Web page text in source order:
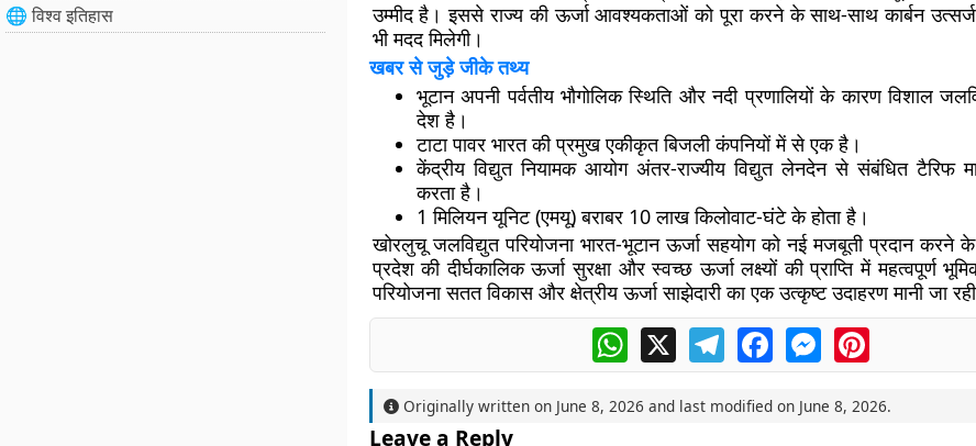
🌐 विश्व इतिहास
उम्मीद है। इससे राज्य की ऊर्जा आवश्यकताओं को पूरा करने के साथ-साथ कार्बन
भी मदद मिलेगी।
खबर से जुड़े जीके तथ्य
भूटान अपनी पर्वतीय भौगोलिक स्थिति और नदी प्रणालियों के कारण विशाल
देश है।
टाटा पावर भारत की प्रमुख एकीकृत बिजली कंपनियों में से एक है।
केंद्रीय विद्युत नियामक आयोग अंतर-राज्यीय विद्युत लेनदेन से संबंधित टैरिफ
करता है।
1 मिलियन यूनिट (एमयू) बराबर 10 लाख किलोवाट-घंटे के होता है।
खोरलुचू जलविद्युत परियोजना भारत-भूटान ऊर्जा सहयोग को नई मजबूती प्रदान करने
प्रदेश की दीर्घकालिक ऊर्जा सुरक्षा और स्वच्छ ऊर्जा लक्ष्यों की प्राप्ति में महत्वपूर्ण
परियोजना सतत विकास और क्षेत्रीय ऊर्जा साझेदारी का एक उत्कृष्ट उदाहरण मानी जा
WhatsApp
X TelegramFacebookMessengerPinterest
Originally written on June 8, 2026 and last modified on June 8, 2026.
Leave a Reply